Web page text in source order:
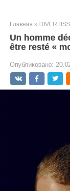
Главная »
Un homme
être resté «
Опубликовано: